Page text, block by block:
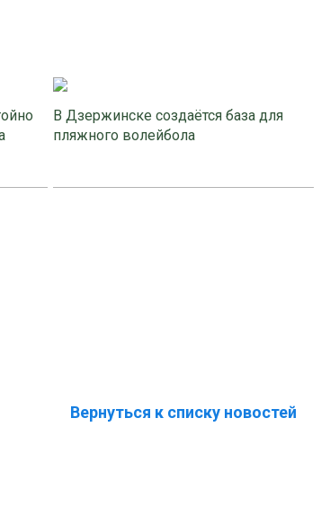
В Дзержинске создаётся база для
пляжного волейбола
Вернуться к списку новостей